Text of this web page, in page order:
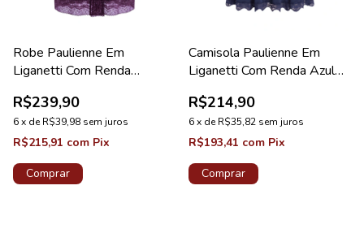
Robe Paulienne Em
Liganetti Com Renda
R$239,90
6x deR$39,98 sem juros
R$215,91 com Pix
Comprar
Camisola Paulienne Em
Liganetti Com Renda Azul
R$214,90
6x deR$35,82 sem juros
R$193,41 com Pix
Comprar